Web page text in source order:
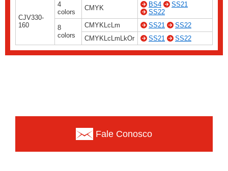
CJV330-
160
4
colors
CMYK BS4
SS21
SS22
8
colors
CMYKLcLm SS21
SS22
CMYKLcLmLkOr
SS21 SS22
Fale Conosco